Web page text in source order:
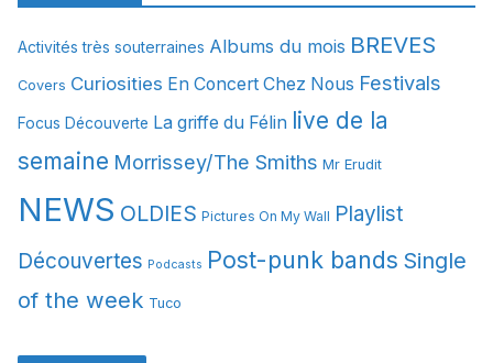
v
e
Activités très souterraines Albums du mois BREVES
Covers Curiosities En Concert Chez Nous Festivals
Focus Découverte La griffe du Félin live de la
semaine Morrissey/The Smiths Mr Erudit
NEWS OLDIES Pictures On My Wall Playlist
Découvertes Podcasts Post-punk bands Single
of the week Tuco